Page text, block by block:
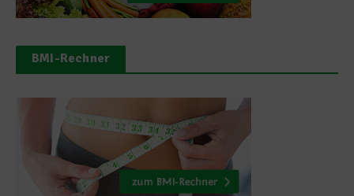
BMI-Rechner